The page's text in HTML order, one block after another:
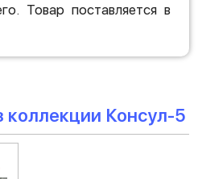
Товар поставляется в
коллекции Консул-5